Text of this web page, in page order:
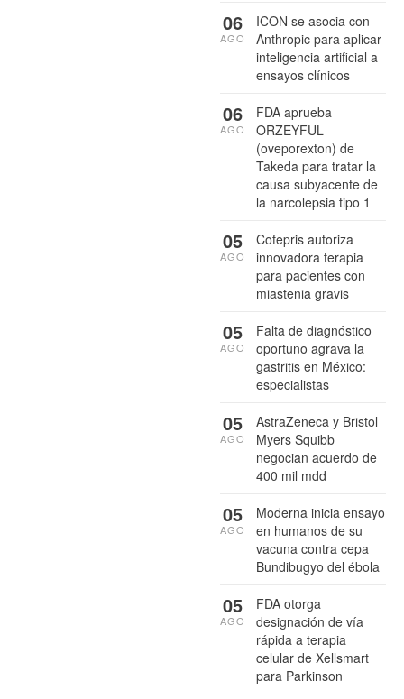
ICON se asocia con
Anthropic para aplicar
inteligencia artificial a
ensayos clínicos
06
AGO
FDA aprueba
ORZEYFUL
(oveporexton) de
Takeda para tratar la
causa subyacente de
la narcolepsia tipo 1
06
AGO
Cofepris autoriza
innovadora terapia
para pacientes con
miastenia gravis
05
AGO
Falta de diagnóstico
oportuno agrava la
gastritis en México:
especialistas
05
AGO
AstraZeneca y Bristol
Myers Squibb
negocian acuerdo de
400 mil mdd
05
AGO
Moderna inicia ensayo
en humanos de su
vacuna contra cepa
Bundibugyo del ébola
05
AGO
FDA otorga
designación de vía
rápida a terapia
celular de Xellsmart
para Parkinson
05
AGO